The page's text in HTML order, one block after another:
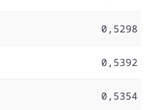
0,5298
0,5392
0,5354